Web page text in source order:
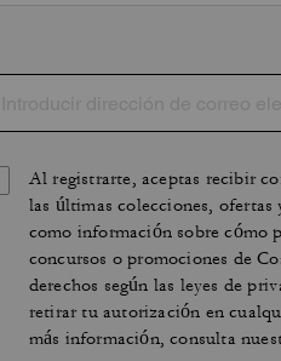
Al registrarte, aceptas recibir
las últimas colecciones, ofertas
como información sobre cómo
concursos o promociones de
derechos según las leyes de
retirar tu autorización en
más información, consulta